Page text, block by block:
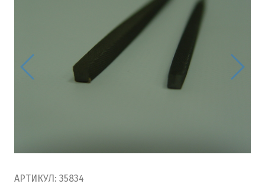
АРТИКУЛ: 35834